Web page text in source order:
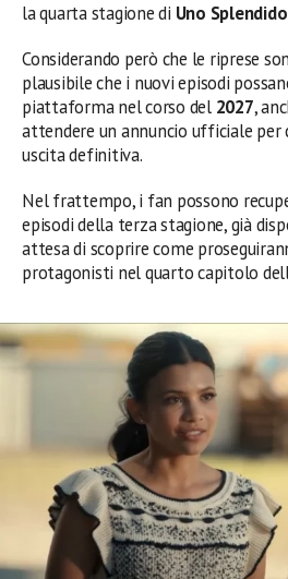
la quarta stagione di Uno
Considerando però che le riprese
plausibile che i nuovi episodi
piattaforma nel corso del 2027,
attendere un annuncio ufficiale per
uscita definitiva.
Nel frattempo, i fan possono
episodi della terza stagione, già
attesa di scoprire come
protagonisti nel quarto capitolo